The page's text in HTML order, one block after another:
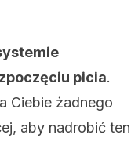
picia.
Ciebie żadnego
aby nadrobić ten